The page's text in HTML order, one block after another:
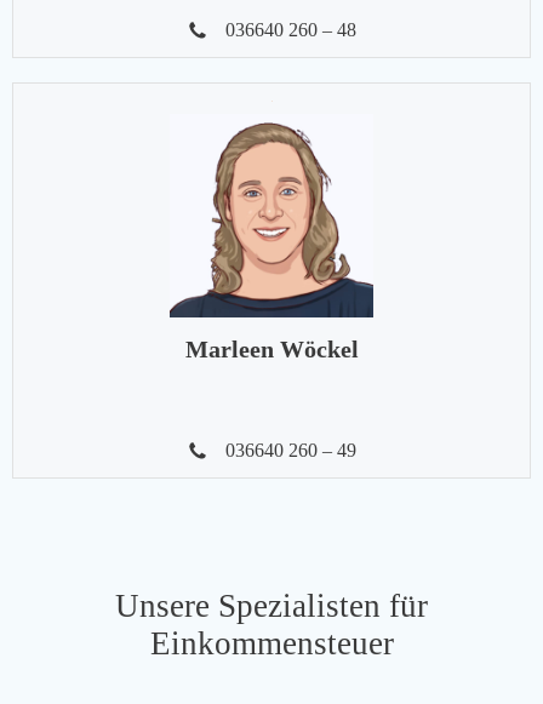
036640 260 – 48
Marleen Wöckel
036640 260 – 49
Unsere Spezialisten für
Einkommensteuer